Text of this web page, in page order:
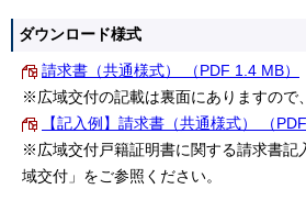
ダウンロード様式
請求書（共通様式） （PDF 1.4 MB）
※広域交付の記載は裏面にありますので
【記入例】請求書（共通様式） （
※広域交付戸籍証明書に関する請求書記
域交付」をご参照ください。